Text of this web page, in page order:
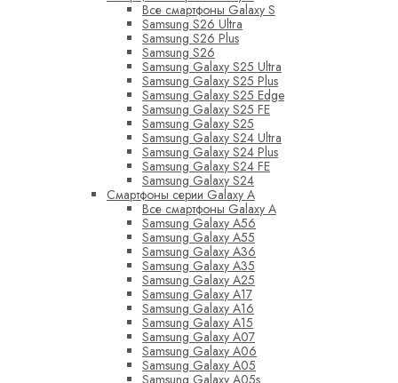
Все смартфоны Galaxy S
Samsung S26 Ultra
Samsung S26 Plus
Samsung S26
Samsung Galaxy S25 Ultra
Samsung Galaxy S25 Plus
Samsung Galaxy S25 Edge
Samsung Galaxy S25 FE
Samsung Galaxy S25
Samsung Galaxy S24 Ultra
Samsung Galaxy S24 Plus
Samsung Galaxy S24 FE
Samsung Galaxy S24
Смартфоны серии Galaxy A
Все смартфоны Galaxy A
Samsung Galaxy A56
Samsung Galaxy A55
Samsung Galaxy A36
Samsung Galaxy A35
Samsung Galaxy A25
Samsung Galaxy A17
Samsung Galaxy A16
Samsung Galaxy A15
Samsung Galaxy A07
Samsung Galaxy A06
Samsung Galaxy A05